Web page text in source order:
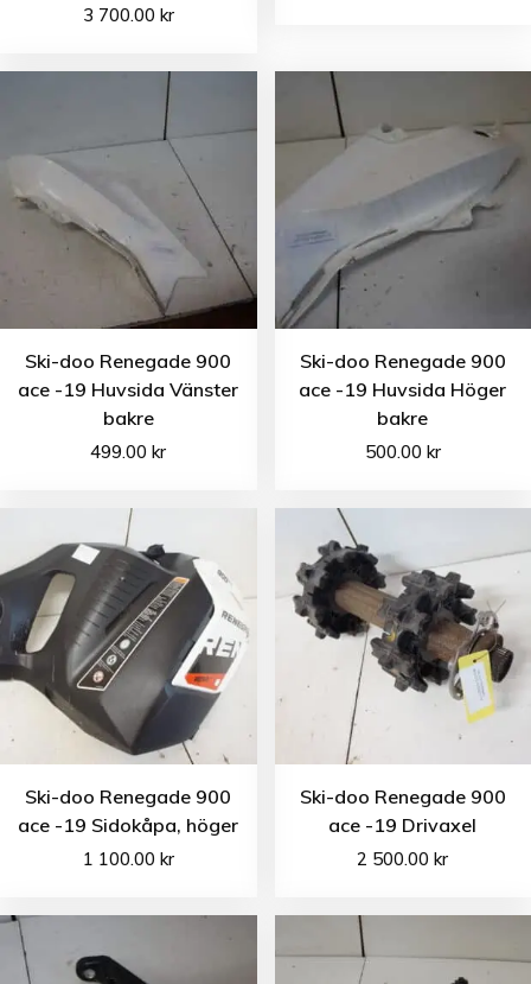
3 700.00 kr
Ski-doo Renegade 900
ace -19 Huvsida Vänster
bakre
499.00kr
Ski-doo Renegade 900
ace -19 Huvsida Höger
bakre
500.00 kr
Ski-doo Renegade 900
ace -19 Sidokåpa, höger
1 100.00 kr
Ski-doo Renegade 900
ace -19 Drivaxel
2 500.00kr